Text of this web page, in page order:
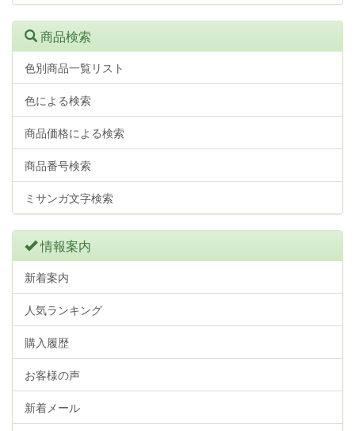
商品検索
色別商品一覧リスト
色による検索
商品価格による検索
商品番号検索
ミサンガ文字検索
情報案内
新着案内
人気ランキング
購入履歴
お客様の声
新着メール